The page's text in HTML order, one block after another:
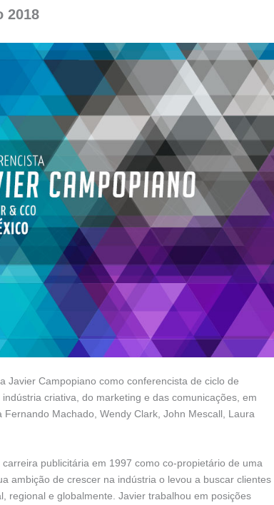
2018
Javier Campopiano como conferencista de ciclo de
criativa, do marketing e das comunicações, em
Machado, Wendy Clark, John Mescall, Laura
publicitária em 1997 como co-propietário de uma
ambição de crescer na indústria o levou a buscar clientes
regional e globalmente. Javier trabalhou em posições